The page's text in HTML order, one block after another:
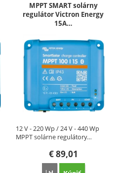
MPPT SMART solárny
regulátor Victron Energy
15A…
12 V - 220 Wp / 24 V - 440 Wp
MPPT solárne regulátory…
€89,01